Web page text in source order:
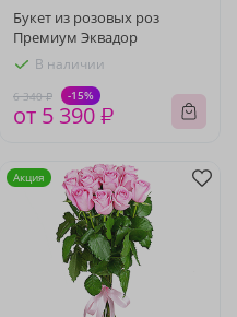
Букет из розовых роз
Премиум Эквадор
В наличии
6 340 ₽ -15%
от 5 390 ₽
Акция